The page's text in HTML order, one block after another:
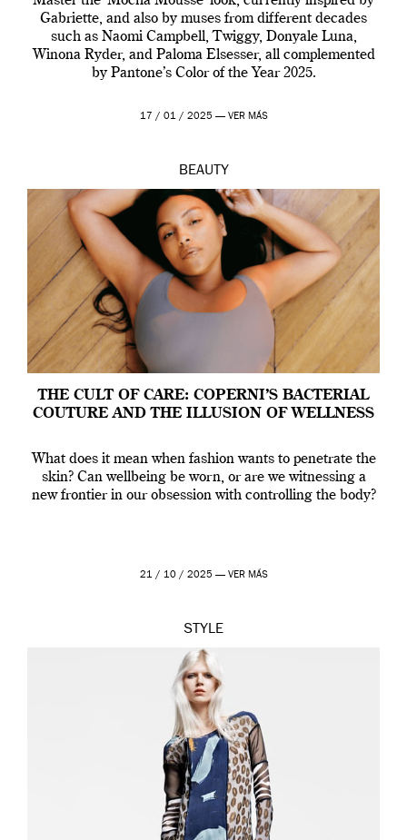
Gabriette, and also by muses from different decades
such as Naomi Campbell, Twiggy, Donyale Luna,
Winona Ryder, and Paloma Elsesser, all complemented
by Pantone’s Color of the Year 2025.
17 / 01 / 2025 — VER MÁS
BEAUTY
THE CULT OF CARE: COPERNI’S BACTERIAL
COUTURE AND THE ILLUSION OF WELLNESS
What does it mean when fashion wants to penetrate the
skin? Can wellbeing be worn, or are we witnessing a
new frontier in our obsession with controlling the body?
21 / 10 / 2025 — VER MÁS
STYLE